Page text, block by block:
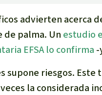
advierten acerca
de palma. Un estudio
EFSA lo confirma -
supone riesgos.
la considerada